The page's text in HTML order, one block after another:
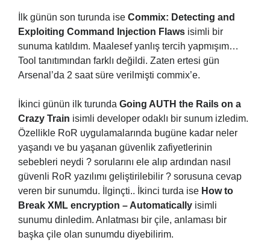
İlk günün son turunda ise Commix: Detecting and
Exploiting Command Injection Flaws isimli bir
sunuma katıldım. Maalesef yanlış tercih yapmışım…
Tool tanıtımından farklı değildi. Zaten ertesi gün
Arsenal’da 2 saat süre verilmişti commix’e.
İkinci günün ilk turunda Going AUTH the Rails on a
Crazy Train isimli developer odaklı bir sunum izledim.
Özellikle RoR uygulamalarında bugüne kadar neler
yaşandı ve bu yaşanan güvenlik zafiyetlerinin
sebebleri neydi ? sorularını ele alıp ardından nasıl
güvenli RoR yazılımı geliştirilebilir ? sorusuna cevap
veren bir sunumdu. İlginçti.. İkinci turda ise How to
Break XML encryption – Automatically isimli
sunumu dinledim. Anlatması bir çile, anlaması bir
başka çile olan sunumdu diyebilirim.